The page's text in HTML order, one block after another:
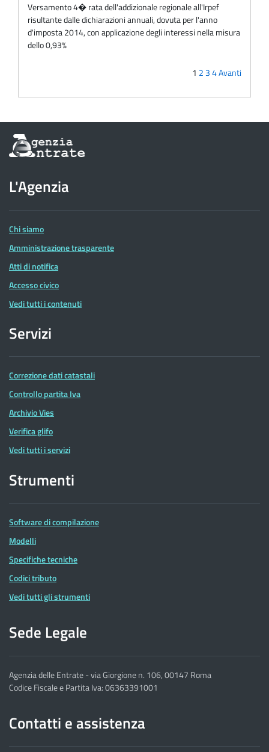
Versamento 4� rata dell'addizionale regionale all'Irpef
risultante dalle dichiarazioni annuali, dovuta per l'anno
d'imposta 2014, con applicazione degli interessi nella misura
dello 0,93%
1 2 34Avanti
Informazioni
sul
dell'Agenzia
delle
Entrate
L'Agenzia
Chi siamo
Amministrazione trasparente
Atti di notifica
Accesso civico
Vedi tutti i contenuti
Servizi
Correzione dati catastali
Controllo partita Iva
Archivio Vies
Verifica glifo
Vedi tutti i servizi
Strumenti
Software di compilazione
Modelli
Specifiche tecniche
Codici tributo
Vedi tutti gli strumenti
Sede Legale
Agenzia delle Entrate - via Giorgione n. 106, 00147 Roma
Codice Fiscale e Partita Iva: 06363391001
Contatti e assistenza